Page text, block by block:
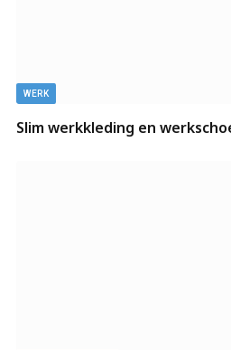
WERK
Slim werkkleding en